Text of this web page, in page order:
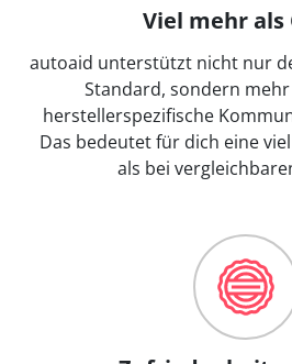
Viel mehr als
autoaid unterstützt nicht nur
Standard, sondern
herstellerspezifische
Das bedeutet für dich eine
als bei